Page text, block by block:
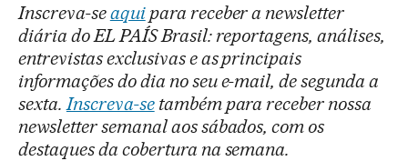
Inscreva-seaquipara receber a newsletter
diária do EL PAÍS Brasil: reportagens, análises,
entrevistas exclusivas e as principais
informações do dia no seu e-mail, de segunda a
sexta. Inscreva-setambém para receber nossa
newsletter semanal aos sábados, com os
destaques da cobertura na semana.